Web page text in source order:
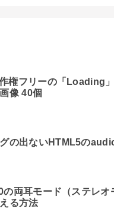
権フリーの「Loading
像 40個
の出ないHTML5の
両耳モード（ステレオ
る方法